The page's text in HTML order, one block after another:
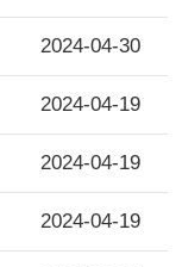
2024-04-30
2024-04-19
2024-04-19
2024-04-19